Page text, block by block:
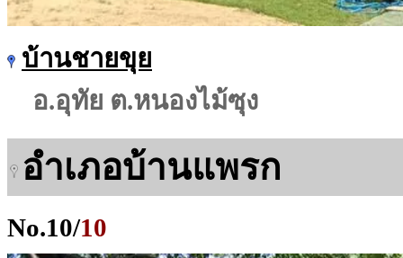
บ้านชายขุย
อ.อุทัย ต.หนองไม้ซุง
อำเภอบ้านแพรก
No.10/10